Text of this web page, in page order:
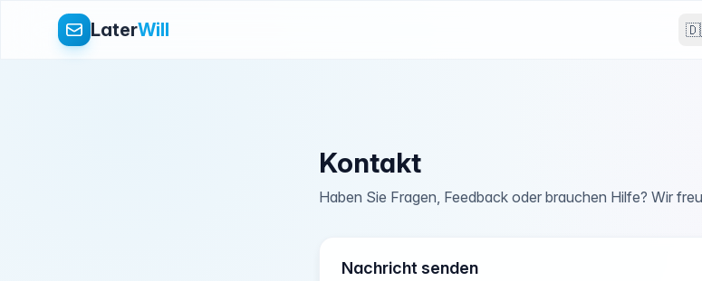
LaterWill
Kontakt
Haben Sie Fragen, Feedback oder brauchen Hilfe? Wir
Nachricht senden